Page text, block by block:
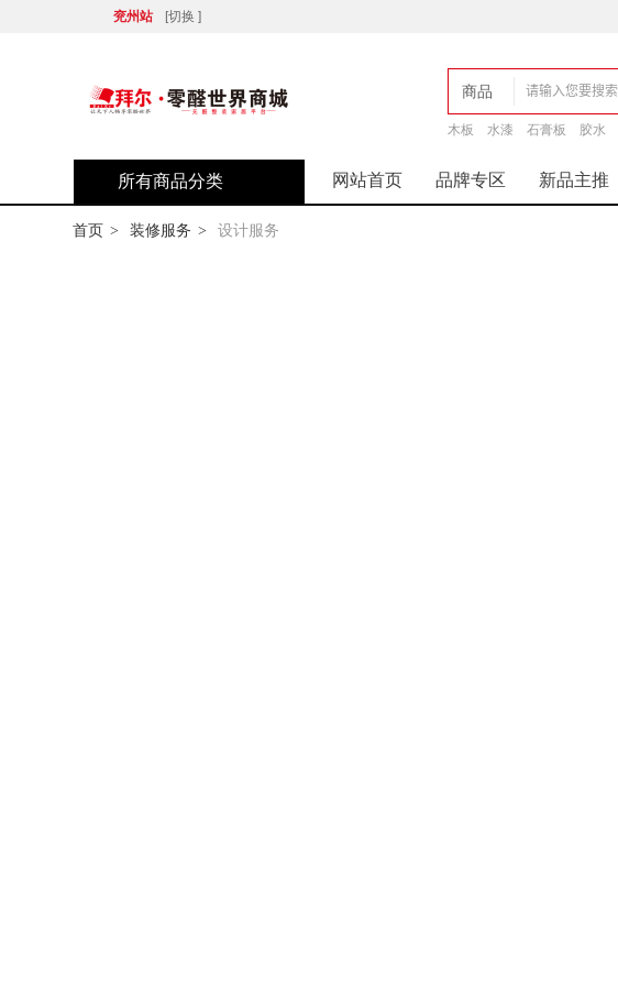
兖州站 [切换 ]
商品
店铺
木板 水漆 石膏板 胶水
所有商品分类 网站首页 品牌专区 新品主推
首页 > 装修服务 > 设计服务